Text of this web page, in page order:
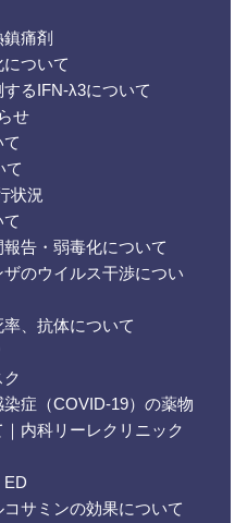
痛剤
ついて
るIFN-λ3について
せ
て
状況
告・弱毒化について
のウイルス干渉につい
、抗体について
症（COVID-19）の薬物
内科リーレクリニック
ED
サミンの効果について